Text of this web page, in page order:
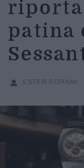
riporta
patina
ESTER SORANI